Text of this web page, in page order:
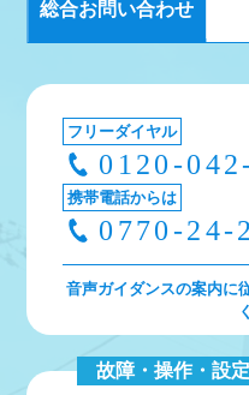
総合お問い合わせ
フリーダイヤル
0120-
携帯電話からは
0770-24-
音声ガイダンスの案内に
故障・操作・設